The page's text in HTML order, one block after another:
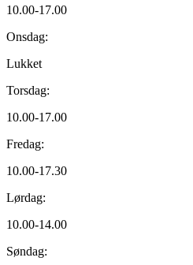
10.00-17.00
Onsdag:
Lukket
Torsdag:
10.00-17.00
Fredag:
10.00-17.30
Lørdag:
10.00-14.00
Søndag: